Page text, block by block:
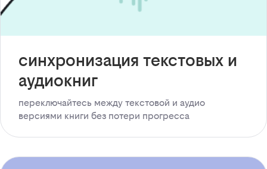
синхронизация текстовых и
аудиокниг
переключайтесь между текстовой и аудио
версиями книги без потери прогресса